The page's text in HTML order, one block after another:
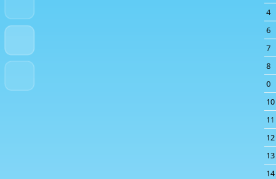
4
6
7
8
0
10
11
12
13
14